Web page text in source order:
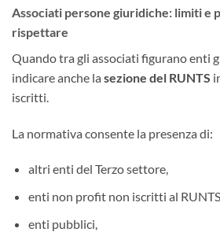
Associati persone giuridiche: limiti e
rispettare
Quando tra gli associati figurano enti
indicare anche la sezione del RUNTS
iscritti.
La normativa consente la presenza di:
altri enti del Terzo settore,
enti non profit non iscritti al
enti pubblici,